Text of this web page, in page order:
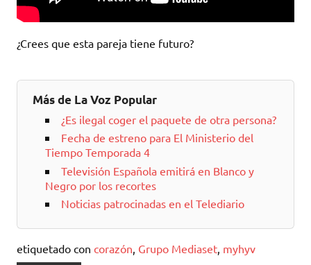
¿Crees que esta pareja tiene futuro?
Más de La Voz Popular
¿Es ilegal coger el paquete de otra persona?
Fecha de estreno para El Ministerio del
Tiempo Temporada 4
Televisión Española emitirá en Blanco y
Negro por los recortes
Noticias patrocinadas en el Telediario
etiquetado con corazón, Grupo Mediaset, myhyv